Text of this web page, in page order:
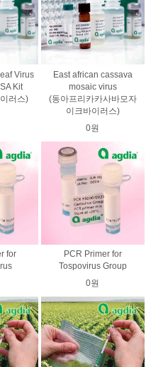
Virus
Kit
러스)
East african cassava
mosaic virus
(동아프리카카사바모자
이크바이러스)
0원
for
PCR Primer for
Tospovirus Group
0원